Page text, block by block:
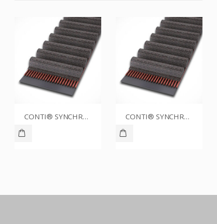
CONTI® SYNCHROBELT 86XL031 CONTI® SYNCHROBELT 80XL037